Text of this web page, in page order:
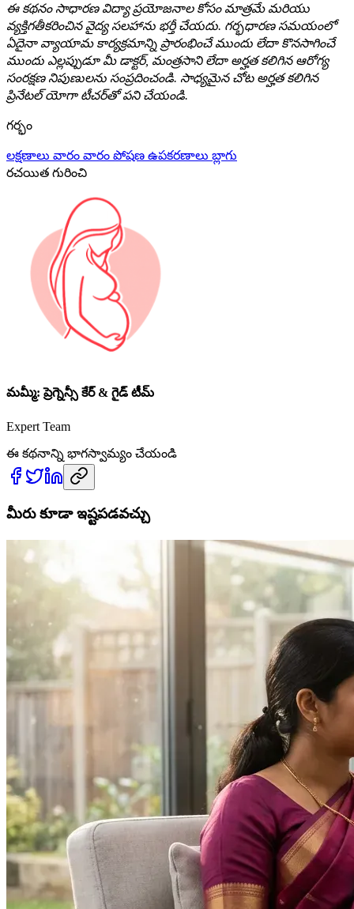
ఈ కథనం సాధారణ విద్యా ప్రయోజనాల కోసం మాత్రమే మరియు
వ్యక్తిగతీకరించిన వైద్య సలహాను భర్తీ చేయదు. గర్భధారణ సమయంలో
ఏదైనా వ్యాయామ కార్యక్రమాన్ని ప్రారంభించే ముందు లేదా కొనసాగించే
ముందు ఎల్లప్పుడూ మీ డాక్టర్, మంత్రసాని లేదా అర్హత కలిగిన ఆరోగ్య
సంరక్షణ నిపుణులను సంప్రదించండి. సాధ్యమైన చోట అర్హత కలిగిన
ప్రినేటల్ యోగా టీచర్‌తో పని చేయండి.
గర్భం
లక్షణాలు వారం వారం పోషణ ఉపకరణాలు బ్లాగు
రచయిత గురించి
మమ్మీ: ప్రెగ్నెన్సీ కేర్ & గైడ్ టీమ్
Expert Team
ఈ కథనాన్ని భాగస్వామ్యం చేయండి
మీరు కూడా ఇష్టపడవచ్చు